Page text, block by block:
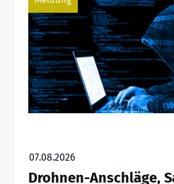
07.08.2026
Drohnen-Anschläge,